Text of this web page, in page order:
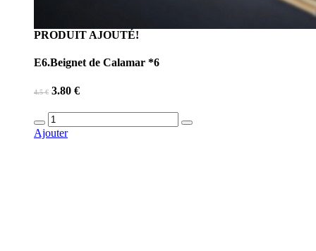
PRODUIT AJOUTÉ!
E6.Beignet de Calamar *6
4.5 € 3.80 €
Ajouter